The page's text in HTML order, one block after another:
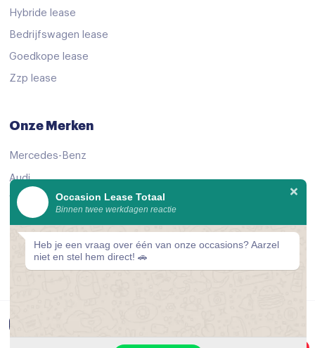
Hybride lease
Bedrijfswagen lease
Goedkope lease
Zzp lease
Onze Merken
Mercedes-Benz
Audi
Volkswagen
Peugeot
Bekijk alle merken
© 2026 Occasion Lease Totaal
Occasion Lease Totaal
Binnen twee werkdagen reactie
Heb je een vraag over één van onze occasions? Aarzel
niet en stel hem direct! 🚗